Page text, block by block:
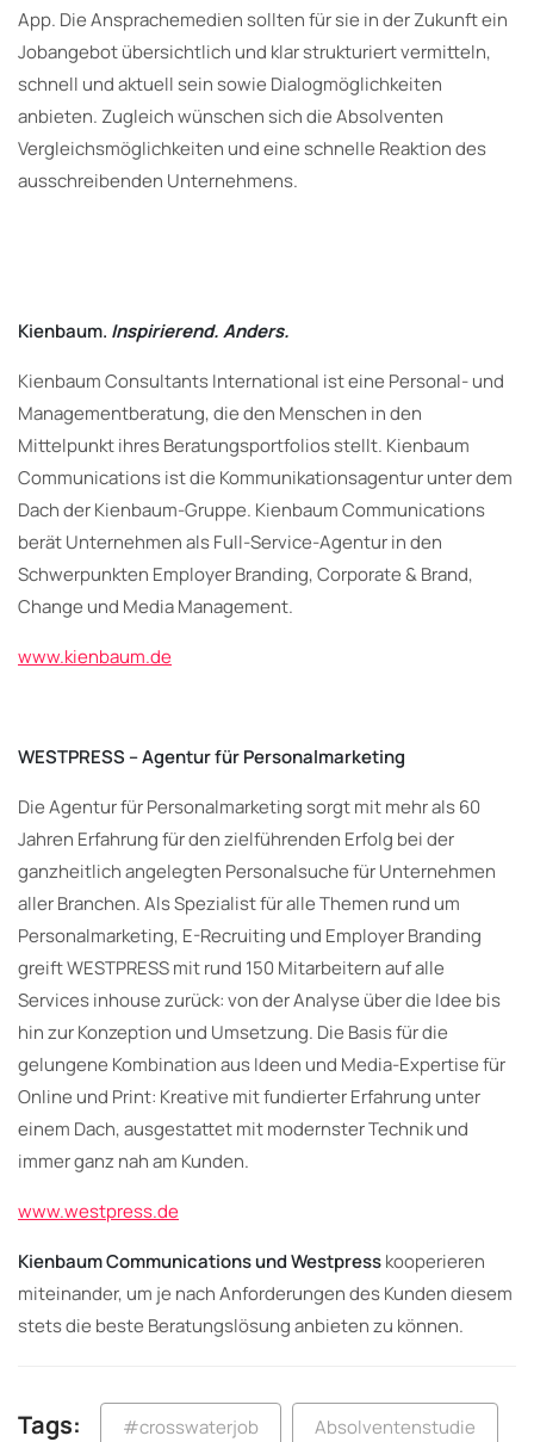
App. Die Ansprachemedien sollten für sie in der Zukunft ein
Jobangebot übersichtlich und klar strukturiert vermitteln,
schnell und aktuell sein sowie Dialogmöglichkeiten
anbieten. Zugleich wünschen sich die Absolventen
Vergleichsmöglichkeiten und eine schnelle Reaktion des
ausschreibenden Unternehmens.
Kienbaum. Inspirierend. Anders.
Kienbaum Consultants International ist eine Personal- und
Managementberatung, die den Menschen in den
Mittelpunkt ihres Beratungsportfolios stellt. Kienbaum
Communications ist die Kommunikationsagentur unter dem
Dach der Kienbaum-Gruppe. Kienbaum Communications
berät Unternehmen als Full-Service-Agentur in den
Schwerpunkten Employer Branding, Corporate & Brand,
Change und Media Management.
www.kienbaum.de
WESTPRESS – Agentur für Personalmarketing
Die Agentur für Personalmarketing sorgt mit mehr als 60
Jahren Erfahrung für den zielführenden Erfolg bei der
ganzheitlich angelegten Personalsuche für Unternehmen
aller Branchen. Als Spezialist für alle Themen rund um
Personalmarketing, E-Recruiting und Employer Branding
greift WESTPRESS mit rund 150 Mitarbeitern auf alle
Services inhouse zurück: von der Analyse über die Idee bis
hin zur Konzeption und Umsetzung. Die Basis für die
gelungene Kombination aus Ideen und Media-Expertise für
Online und Print: Kreative mit fundierter Erfahrung unter
einem Dach, ausgestattet mit modernster Technik und
immer ganz nah am Kunden.
www.westpress.de
Kienbaum Communications und Westpresskooperieren
miteinander, um je nach Anforderungen des Kunden diesem
stets die beste Beratungslösung anbieten zu können.
Tags: #crosswaterjob Absolventenstudie